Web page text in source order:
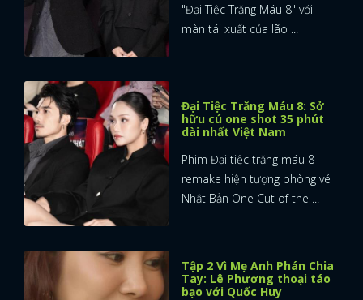
"Đại Tiệc Trăng Máu 8" với
màn tái xuất của lão ...
Đại Tiệc Trăng Máu 8: Sở
hữu cú one shot 35 phút
dài nhất Việt Nam
Phim Đại tiệc trăng máu 8
remake hiện tượng phòng vé
Nhật Bản One Cut of the ...
Tập 2 Vì Mẹ Anh Phán Chia
Tay: Lê Phương thoại táo
bạo với Quốc Huy